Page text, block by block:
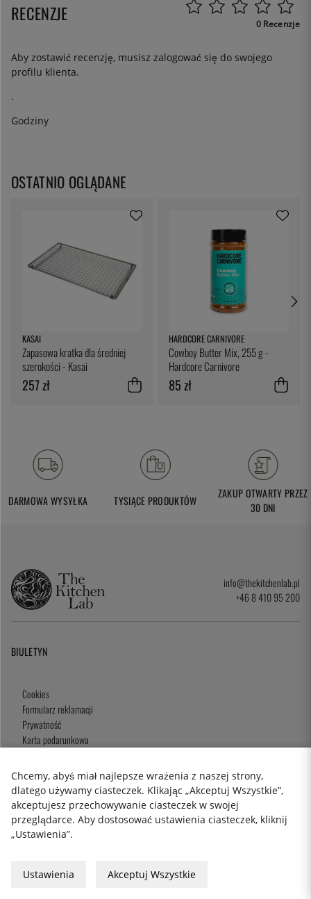
RECENZJE 0 Recenzje
Aby zostawić recenzję, musisz zalogować się do swojego
profilu klienta.
.
Godziny
OSTATNIO OGLĄDANE
KASAI
Zapasowa kratka dla średniej
szerokości - Kasai
257 zł
HARDCORE CARNIVORE
Cowboy Butter Mix, 255 g -
Hardcore Carnivore
85 zł
DARMOWA WYSYŁKA TYSIĄCE PRODUKTÓW
ZAKUP OTWARTY PRZEZ
30 DNI
info@thekitchenlab.pl
+46 8 410 95 200
BIULETYN
Cookies
Formularz reklamacji
Prywatność
Karta podarunkowa
2026 KitchenLab AB
Chcemy, abyś miał najlepsze wrażenia z naszej strony,
dlatego używamy ciasteczek. Klikając „Akceptuj Wszystkie”,
akceptujesz przechowywanie ciasteczek w swojej
przeglądarce. Aby dostosować ustawienia ciasteczek, kliknij
„Ustawienia”.
Ustawienia Akceptuj Wszystkie